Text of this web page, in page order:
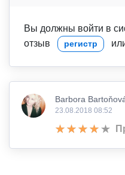
Вы должны войти в
отзыв
регистр
Barbora
23.08.2018 08:52